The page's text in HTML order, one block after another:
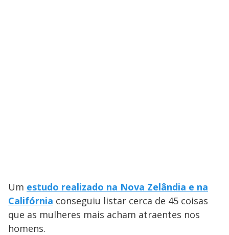
Um estudo realizado na Nova Zelândia e na
Califórnia conseguiu listar cerca de 45 coisas
que as mulheres mais acham atraentes nos
homens.